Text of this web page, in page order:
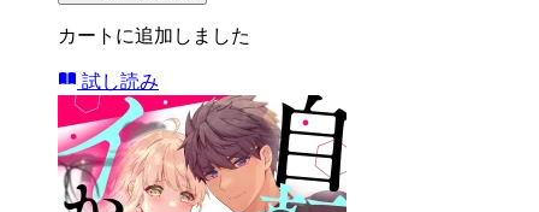
カートに追加しました
試し読み